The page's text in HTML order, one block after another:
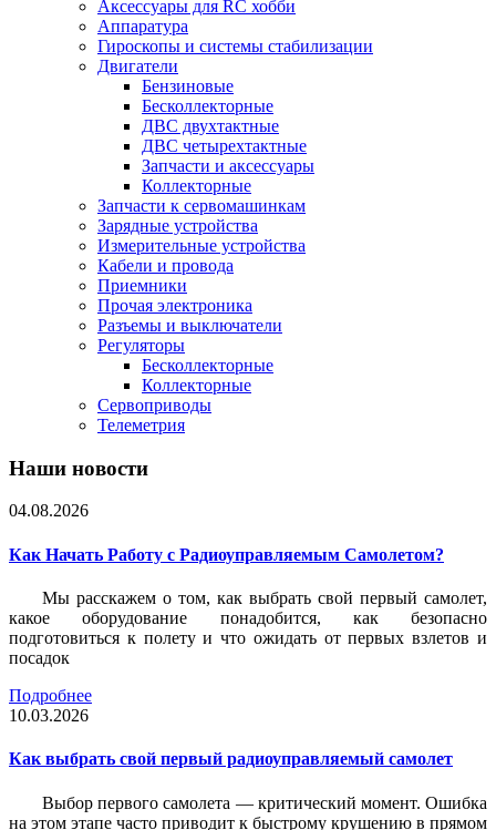
Аксессуары для RC хобби
Аппаратура
Гироскопы и системы стабилизации
Двигатели
Бензиновые
Бесколлекторные
ДВС двухтактные
ДВС четырехтактные
Запчасти и аксессуары
Коллекторные
Запчасти к сервомашинкам
Зарядные устройства
Измерительные устройства
Кабели и провода
Приемники
Прочая электроника
Разъемы и выключатели
Регуляторы
Бесколлекторные
Коллекторные
Сервоприводы
Телеметрия
Наши новости
04.08.2026
Как Начать Работу с Радиоуправляемым Самолетом?
Мы расскажем о том, как выбрать свой первый самолет,
какое оборудование понадобится, как безопасно
подготовиться к полету и что ожидать от первых взлетов и
посадок
Подробнее
10.03.2026
Как выбрать свой первый радиоуправляемый самолет
Выбор первого самолета — критический момент. Ошибка
на этом этапе часто приводит к быстрому крушению в прямом